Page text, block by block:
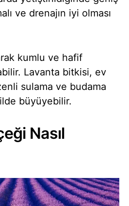
ve drenajın iyi olması
kumlu ve hafif
Lavanta bitkisi, ev
sulama ve budama
büyüyebilir.
Nasıl